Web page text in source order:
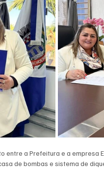
a Prefeitura e a empresa
de bombas e sistema de